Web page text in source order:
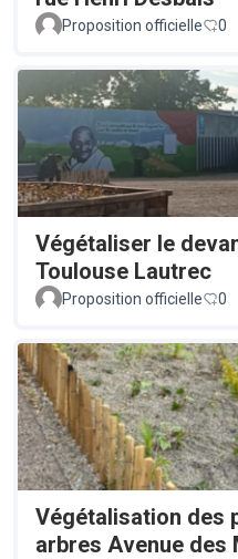
Proposition officielle 0
Végétaliser le
Toulouse Lautrec
Proposition officielle 0
Végétalisation des
arbres Avenue des